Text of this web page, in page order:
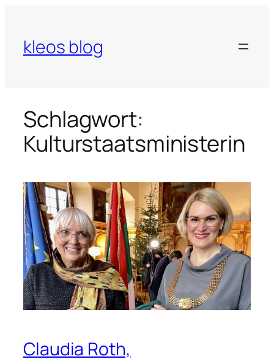
springen
kleos blog
Schlagwort:
Kulturstaatsministerin
Claudia Roth,